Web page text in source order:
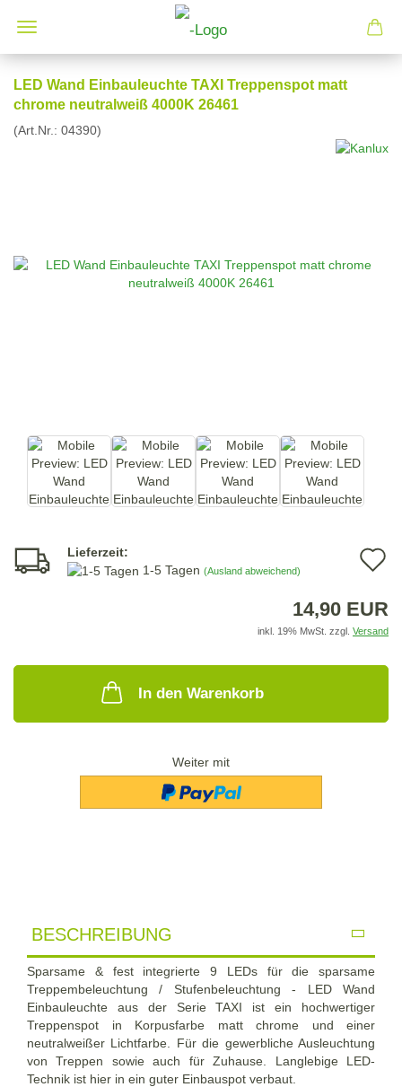
LED Wand Einbauleuchte TAXI Treppenspot matt
chrome neutralweiß 4000K 26461
(Art.Nr.: 04390)
Lieferzeit:
1-5 Tagen (Ausland abweichend)
14,90 EUR
inkl. 19% MwSt. zzgl. Versand
In den Warenkorb
Weiter mit
BESCHREIBUNG
Sparsame & fest integrierte 9 LEDs für die sparsame
Treppembeleuchtung / Stufenbeleuchtung - LED Wand
Einbauleuchte aus der Serie TAXI ist ein hochwertiger
Treppenspot in Korpusfarbe matt chrome und einer
neutralweißer Lichtfarbe. Für die gewerbliche Ausleuchtung
von Treppen sowie auch für Zuhause. Langlebige LED-
Technik ist hier in ein guter Einbauspot verbaut.